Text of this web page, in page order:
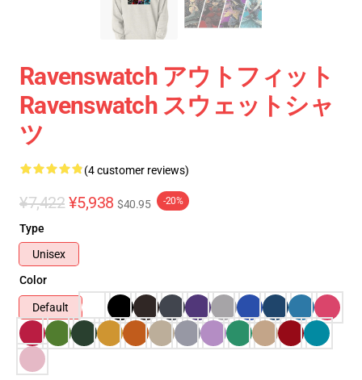
Ravenswatch アウトフィット
Ravenswatch スウェットシャ
ツ
(4 customer reviews)
¥7,422 ¥5,938 $40.95 -20%
Type
Unisex
Color
Default